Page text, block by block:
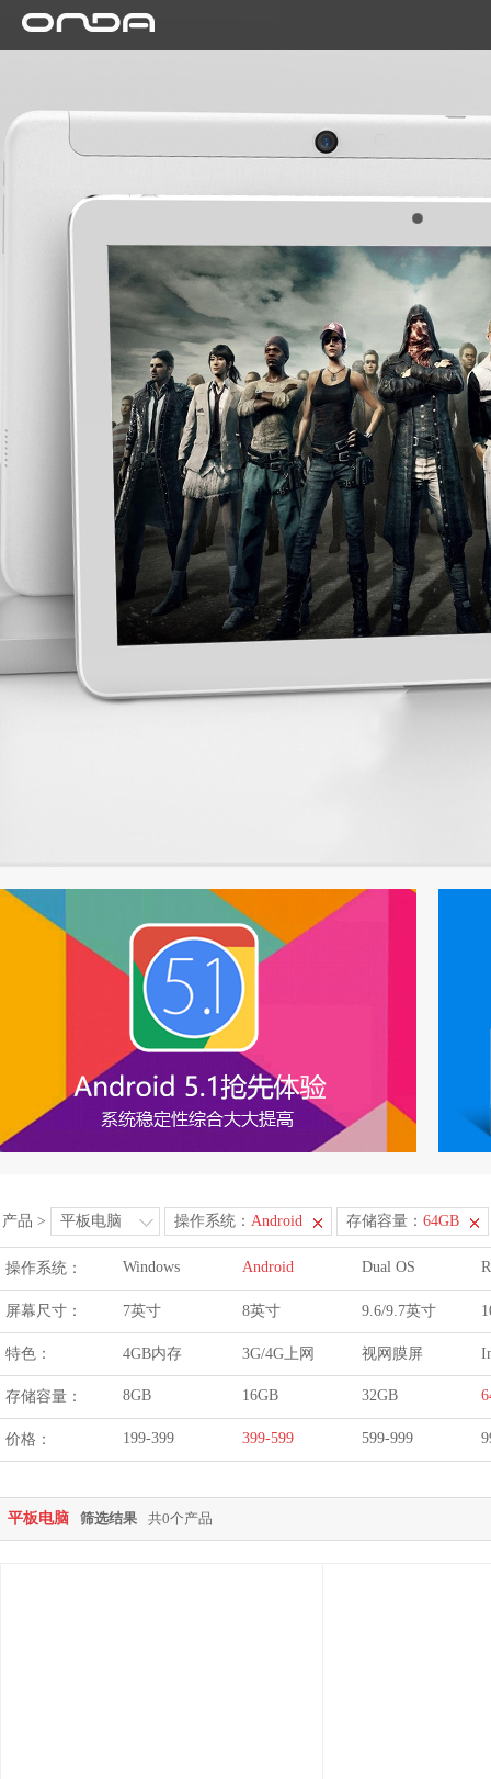
产品 > 平板电脑 操作系统： Android 存储容量： 64GB
操作系统： Windows Android Dual OS
屏幕尺寸： 7英寸 8英寸 9.6/9.7英寸
特色： 4GB内存 3G/4G上网 视网膜屏
存储容量： 8GB 16GB 32GB
价格： 199-399 399-599 599-999
平板电脑 筛选结果 共0个产品